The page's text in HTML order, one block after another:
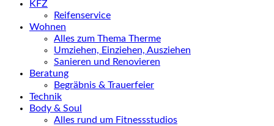
KFZ
Reifenservice
Wohnen
Alles zum Thema Therme
Umziehen, Einziehen, Ausziehen
Sanieren und Renovieren
Beratung
Begräbnis & Trauerfeier
Technik
Body & Soul
Alles rund um Fitnessstudios